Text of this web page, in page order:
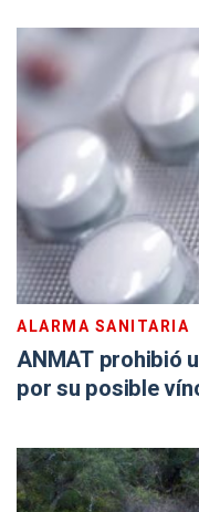
ALARMA SANITARIA
ANMAT prohibió
por su posible